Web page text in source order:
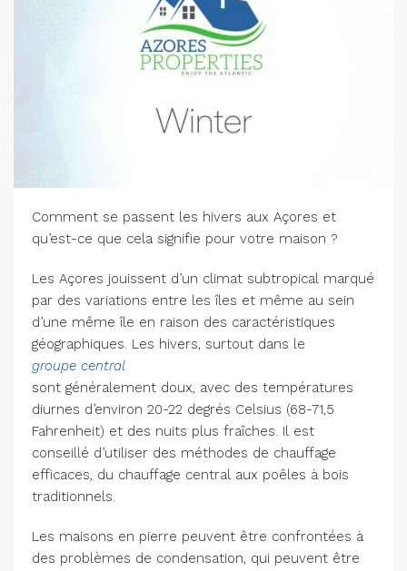
Comment se passent les hivers aux Açores et
qu’est-ce que cela signifie pour votre maison ?
Les Açores jouissent d’un climat subtropical marqué
par des variations entre les îles et même au sein
d’une même île en raison des caractéristiques
géographiques. Les hivers, surtout dans le
groupe central
sont généralement doux, avec des températures
diurnes d’environ 20-22 degrés Celsius (68-71,5
Fahrenheit) et des nuits plus fraîches. Il est
conseillé d’utiliser des méthodes de chauffage
efficaces, du chauffage central aux poêles à bois
traditionnels.
Les maisons en pierre peuvent être confrontées à
des problèmes de condensation, qui peuvent être